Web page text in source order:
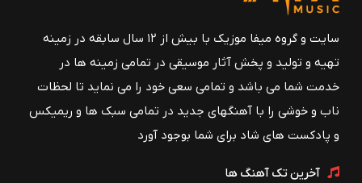
سایت و گروه میفا موزیک با بیش از ۱۲ سال سابقه در زمینه
تهیه و تولید و پخش آثار موسیقی در تمامی زمینه ها در
خدمت شما می باشد و تمامی سعی خود را می نماید تا لحظات
ناب و خوشی را با آهنگهای جدید در تمامی سبک ها و ریمیکس
و پادکست های شاد برای شما بوجود آورد
آخرین تک آهنگ ها